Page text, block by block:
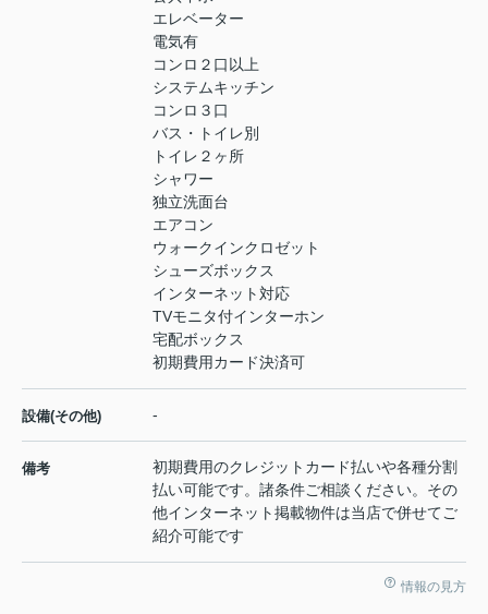
エレベーター
電気有
コンロ２口以上
システムキッチン
コンロ３口
バス・トイレ別
トイレ２ヶ所
シャワー
独立洗面台
エアコン
ウォークインクロゼット
シューズボックス
インターネット対応
TVモニタ付インターホン
宅配ボックス
初期費用カード決済可
設備(その他) -
備考
初期費用のクレジットカード払いや各種分割
払い可能です。諸条件ご相談ください。その
他インターネット掲載物件は当店で併せてご
紹介可能です
情報の見方